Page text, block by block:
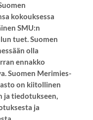
kokouksessa
SMU:n
tuet. Suomen
olla
ennakko
Suomen Merimies-
on kiitollinen
ja tiedotukseen,
ja